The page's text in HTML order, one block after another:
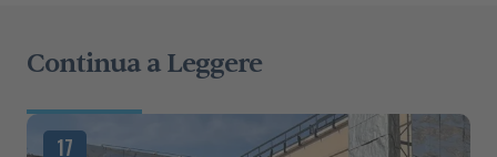
Continua a Leggere
17